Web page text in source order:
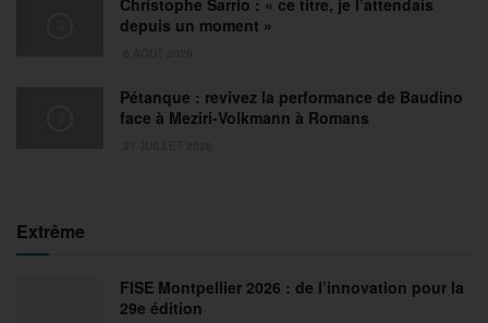
Christophe Sarrio : « ce titre, je l’attendais
depuis un moment »
Pétanque : revivez la performance de Baudino
face à Meziri-Volkmann à Romans
Extrême
FISE Montpellier 2026 : de l’innovation pour la
29e édition